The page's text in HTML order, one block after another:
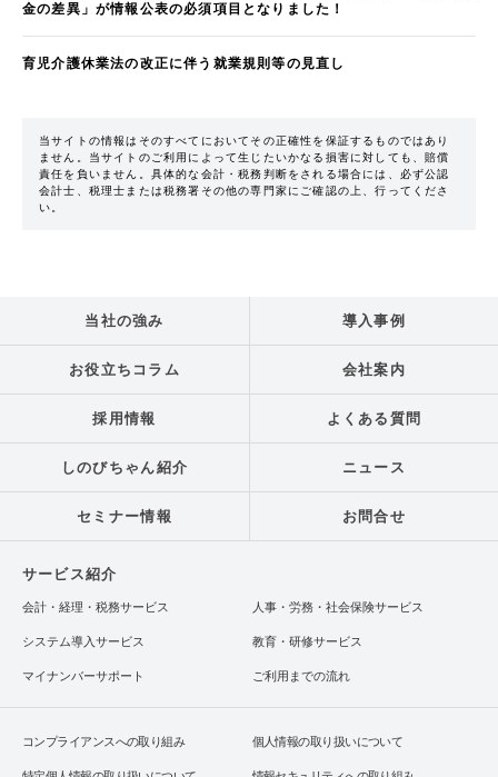
金の差異」が情報公表の必須項目となりました！
育児介護休業法の改正に伴う就業規則等の見直し
当サイトの情報はそのすべてにおいてその正確性を保証するものではあり
ません。当サイトのご利用によって生じたいかなる損害に対しても、賠償
責任を負いません。具体的な会計・税務判断をされる場合には、必ず公認
会計士、税理士または税務署その他の専門家にご確認の上、行ってくださ
い。
当社の強み 導入事例
お役立ちコラム 会社案内
採用情報 よくある質問
しのびちゃん紹介 ニュース
セミナー情報 お問合せ
サービス紹介
会計・経理・税務サービス 人事・労務・社会保険サービス
システム導入サービス 教育・研修サービス
マイナンバーサポート ご利用までの流れ
コンプライアンスへの取り組み 個人情報の取り扱いについて